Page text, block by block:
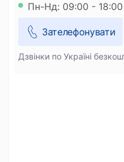
Пн-Нд: 09:00 - 18:00
Зателефонувати
Дзвінки по Україні